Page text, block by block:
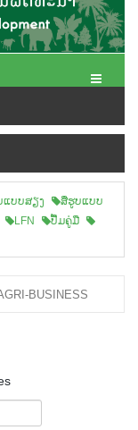
Toggle
ແບບສຽງ
ສື່ຮູບແບບ
LFN
ປື້ມຄູ່ມື
BUSINESS